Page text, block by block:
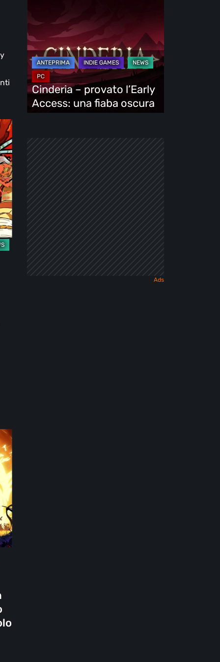
l’Early
Access:
una
fiaba
oscura
Cinderia – provato l’Early
Access: una fiaba oscura